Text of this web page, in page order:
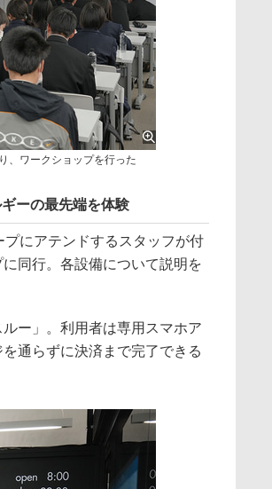
、ワークショップを行った
ーの最先端を体験
にアテンドするスタッフが付
同行。各設備について説明を
ー」。利用者は専用スマホア
通らずに決済まで完了できる